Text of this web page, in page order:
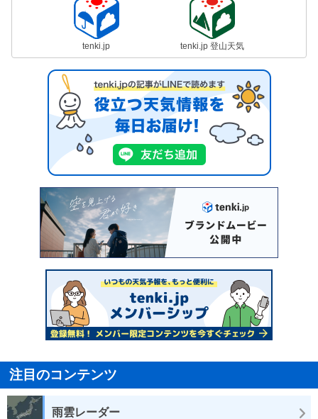
tenki.jp tenki.jp 登山天気
注目のコンテンツ
雨雲レーダー